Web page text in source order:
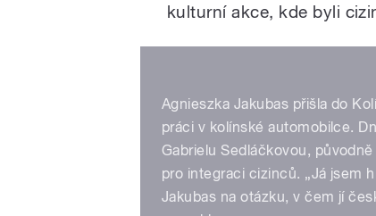
kulturní akce, kde byli
Agnieszka Jakubas přišla do
práci v kolínské automobilce.
Gabrielu Sedláčkovou,
pro integraci cizinců. „Já jsem
Jakubas na otázku, v čem jí